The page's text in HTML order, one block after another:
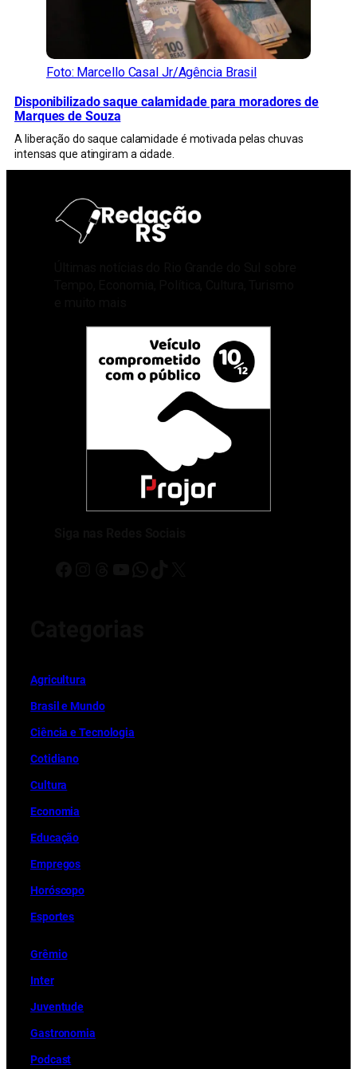
Foto: Marcello Casal Jr/Agência Brasil
Disponibilizado saque calamidade para moradores de
Marques de Souza
A liberação do saque calamidade é motivada pelas chuvas
intensas que atingiram a cidade.
Agricultura
Brasil e Mundo
Ciência e Tecnologia
Cotidiano
Cultura
Economia
Educação
Empregos
Horóscopo
Esportes
Grêmio
Inter
Juventude
Gastronomia
Podcast